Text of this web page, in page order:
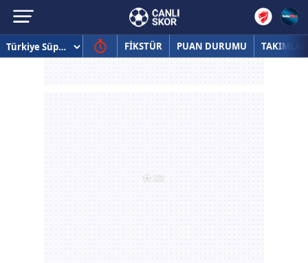
FİKSTÜR PUAN DURUMU TAKIMLAR